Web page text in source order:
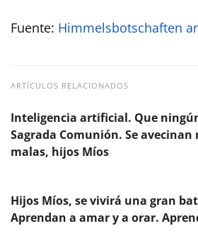
Fuente: Himmelsbotschaften
ARTÍCULOS RELACIONADOS
Inteligencia artificial. Que
Sagrada Comunión. Se avecinan
malas, hijos Míos
Hijos Míos, se vivirá una gran
Aprendan a amar y a orar.